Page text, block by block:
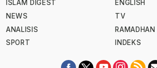
ISLAM DIGEST
NEWS
ANALISIS
SPORT
ENGLISH
TV
RAMADHAN
INDEKS